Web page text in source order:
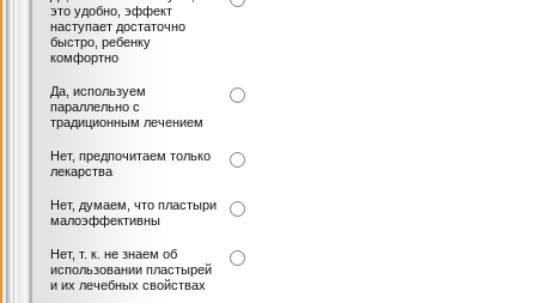
это удобно, эффект
наступает достаточно
быстро, ребенку
комфортно
Да, используем
параллельно с
традиционным лечением
Нет, предпочитаем только
лекарства
Нет, думаем, что пластыри
малоэффективны
Нет, т. к. не знаем об
использовании пластырей
и их лечебных свойствах